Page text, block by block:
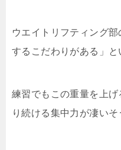
ウエイトリフティング
するこだわりがある」と
練習でもこの重量を上
り続ける集中力が凄いそ